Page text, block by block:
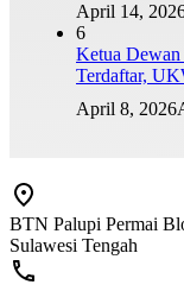
April 14,
6
Ketua Dewan
Terdaftar,
April 8, 2026
BTN Palupi Permai
Sulawesi Tengah